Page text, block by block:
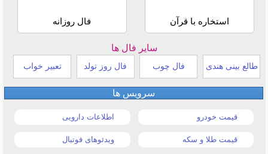
استخاره با قرآن فال روزانه
سایر فال ها
طالع بینی هندی فال چوب فال روز تولد تعبیر خواب
سرویس ها
قیمت خودرو اطلاعات دارویی
قیمت طلا و سکه ویدئوهای فوتبال